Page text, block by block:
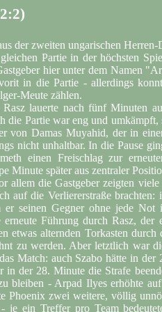
der zweiten ungarischen
Partie in der höchsten
hier unter dem Namen
in die Partie - allerdings
Meute zählen.
lauerte nach fünf Minuten
die Partie war eng und
von Damas Muyahid, der in
nicht unhaltbar. In die Pause
einen Freischlag zur
Minute später aus zentraler
allem die Gastgeber zeigten
auf die Verliererstraße brachten:
seinen Gegner ohne jede Not
Führung durch Rasz,
etwas alternden Torkasten
zu werden. Aber letztlich war
Match: auch Szabo hätte in
in der 28. Minute die Strafe
bleiben - Arpad Ilyes erhöhte
Phoenix zwei weitere, völlig
ein Treffer pro Team